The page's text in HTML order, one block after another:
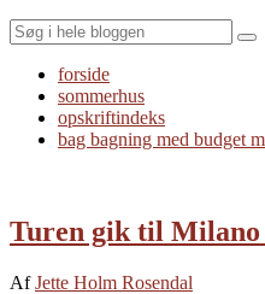
forside
sommerhus
opskriftindeks
bag bagning med budget
Turen gik til Milano
AfJette Holm Rosendal